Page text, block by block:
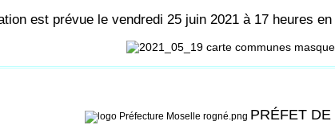
est prévue le vendredi 25 juin 2021 à 17 heures
PRÉFET